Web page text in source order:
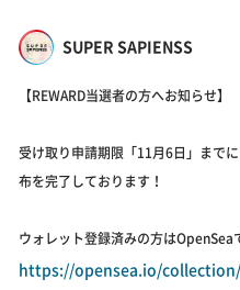
SUPER SAPIENSS
【REWARD当選者の方へお知らせ】
受け取り申請期限「11月6日」まで
布を完了しております！
ウォレット登録済みの方はOpenSea
https://opensea.io/